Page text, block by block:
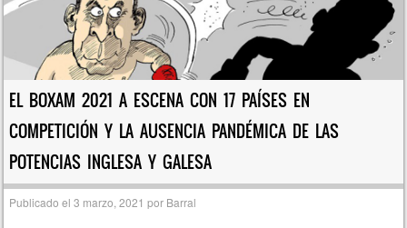
EL BOXAM 2021 A ESCENA CON 17 PAÍSES EN
COMPETICIÓN Y LA AUSENCIA PANDÉMICA DE LAS
POTENCIAS INGLESA Y GALESA
Publicado el3 marzo, 2021 por Barral